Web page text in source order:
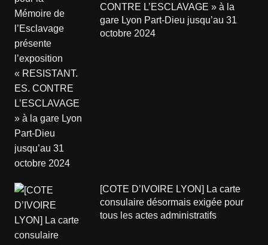
CONTRE L’ESCLAVAGE » à la
gare Lyon Part-Dieu jusqu’au 31
octobre 2024
[COTE D’IVOIRE LYON] La carte
consulaire désormais exigée pour
tous les actes administratifs